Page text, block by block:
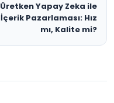
Üretken Yapay Zeka ile
İçerik Pazarlaması: Hız
mı, Kalite mi?